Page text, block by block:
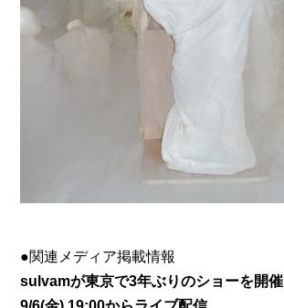
●関連メディア掲載情報
sulvamが東京で3年ぶりのショーを開催